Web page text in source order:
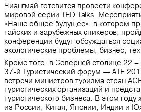
Чиангмай готовится провести
мировой серии TED Talks.
«Наше общее будущее», в котором
тайских и зарубежных спикеров,
конференции будут обсуждаться
экологические проблемы, бизнес,
Кроме того, в Северной столице 22 –
37-й Туристический форум — ATF
встречи министров туризма стран
туристических организаций и
туристического бизнеса. В этом году
из России, Китая, Японии, Индии и